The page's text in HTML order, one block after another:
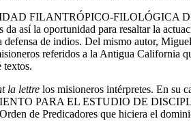
FILANTRÓPICO-FILOLÓGICA
así la oportunidad para resaltar la
defensa de indios. Del mismo autor,
referidos a la Antigua California
textos.
la lettre los misioneros intérpretes. En su
PARA EL ESTUDIO DE
de Predicadores que hiciera el